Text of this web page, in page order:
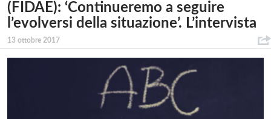
(FIDAE): ‘Continueremo a seguire
l’evolversi della situazione’. L’intervista
13 ottobre 2017